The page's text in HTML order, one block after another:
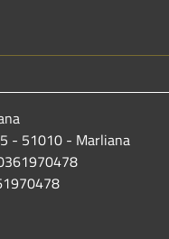
- 51010 - Marliana